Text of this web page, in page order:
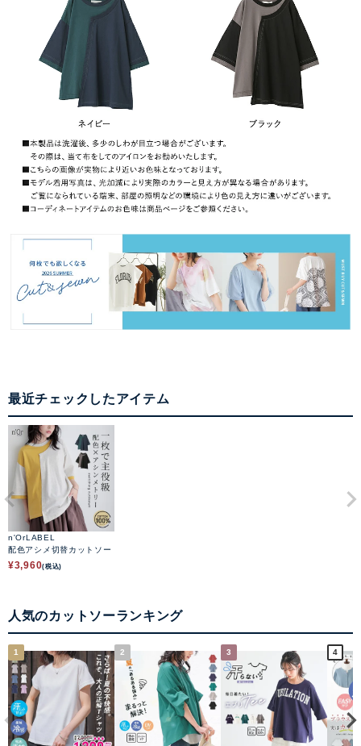
最近チェックしたアイテム
n'OrLABEL
配色アシメ切替カットソー
¥3,960(税込)
人気のカットソーランキング
1 2 3 4